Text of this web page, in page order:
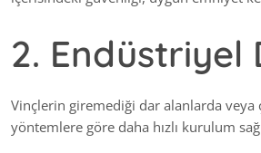
2. Endüstriyel
Vinçlerin giremediği dar alanlarda veya
yöntemlere göre daha hızlı kurulum